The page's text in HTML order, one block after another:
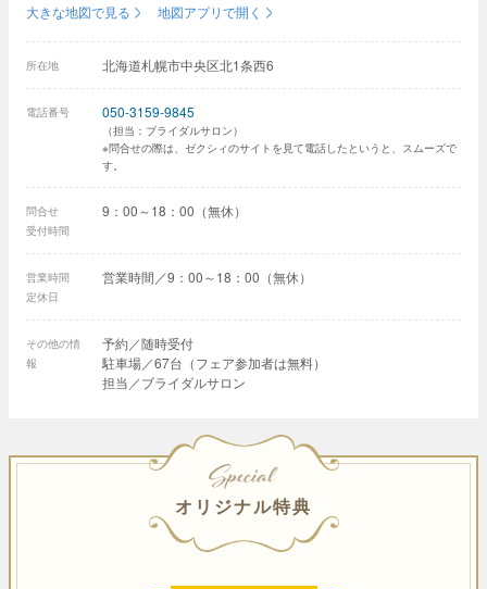
大きな地図で見る
地図アプリで開く
所在地 北海道札幌市中央区北1条西6
電話番号 050-3159-9845
（担当：ブライダルサロン）
※問合せの際は、ゼクシィのサイトを見て電話したというと、スムーズで
す。
問合せ
受付時間
9：00～18：00（無休）
営業時間
定休日
営業時間／9：00～18：00（無休）
その他の情
報
予約／随時受付
駐車場／67台（フェア参加者は無料）
担当／ブライダルサロン
SPECIAL
オリジナル特典